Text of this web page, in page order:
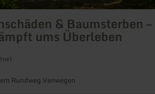
& Baumsterben
ums Überleben
Rundweg Venwegen